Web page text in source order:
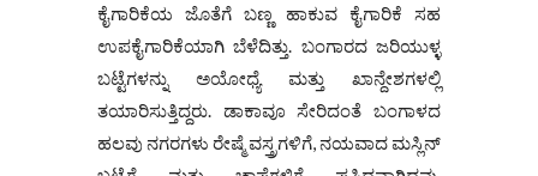
ಕೈಗಾರಿಕೆಯ ಜೊತೆಗೆ ಬಣ್ಣ ಹಾಕುವ ಕೈಗಾರಿಕೆ ಸಹ
ಉಪಕೈಗಾರಿಕೆಯಾಗಿ ಬೆಳೆದಿತ್ತು. ಬಂಗಾರದ ಜರಿಯುಳ್ಳ
ಬಟ್ಟೆಗಳನ್ನು ಅಯೋಧ್ಯೆ ಮತ್ತು ಖಾನ್ದೇಶಗಳಲ್ಲಿ
ತಯಾರಿಸುತ್ತಿದ್ದರು. ಡಾಕಾವೂ ಸೇರಿದಂತೆ ಬಂಗಾಳದ
ಹಲವು ನಗರಗಳು ರೇಷ್ಮೆ ವಸ್ತ್ರಗಳಿಗೆ, ನಯವಾದ ಮಸ್ಲಿನ್